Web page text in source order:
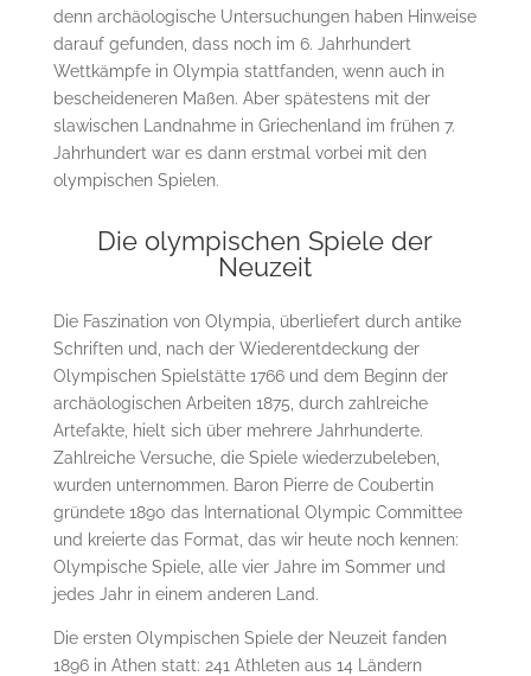
denn archäologische Untersuchungen haben Hinweise
darauf gefunden, dass noch im 6. Jahrhundert
Wettkämpfe in Olympia stattfanden, wenn auch in
bescheideneren Maßen. Aber spätestens mit der
slawischen Landnahme in Griechenland im frühen 7.
Jahrhundert war es dann erstmal vorbei mit den
olympischen Spielen.
Die olympischen Spiele der
Neuzeit
Die Faszination von Olympia, überliefert durch antike
Schriften und, nach der Wiederentdeckung der
Olympischen Spielstätte 1766 und dem Beginn der
archäologischen Arbeiten 1875, durch zahlreiche
Artefakte, hielt sich über mehrere Jahrhunderte.
Zahlreiche Versuche, die Spiele wiederzubeleben,
wurden unternommen. Baron Pierre de Coubertin
gründete 1890 das International Olympic Committee
und kreierte das Format, das wir heute noch kennen:
Olympische Spiele, alle vier Jahre im Sommer und
jedes Jahr in einem anderen Land.
Die ersten Olympischen Spiele der Neuzeit fanden
1896 in Athen statt: 241 Athleten aus 14 Ländern